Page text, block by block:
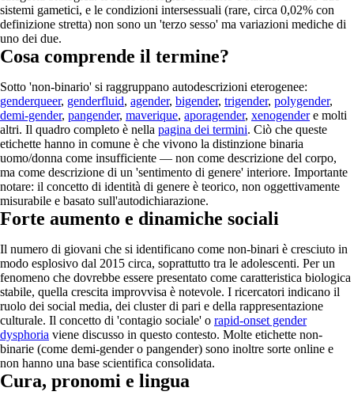
sistemi gametici, e le condizioni intersessuali (rare, circa 0,02% con
definizione stretta) non sono un 'terzo sesso' ma variazioni mediche di
uno dei due.
Cosa comprende il termine?
Sotto 'non-binario' si raggruppano autodescrizioni eterogenee:
genderqueer, genderfluid, agender, bigender, trigender, polygender,
demi-gender, pangender, maverique, aporagender, xenogendere molti
altri. Il quadro completo è nella pagina dei termini. Ciò che queste
etichette hanno in comune è che vivono la distinzione binaria
uomo/donna come insufficiente — non come descrizione del corpo,
ma come descrizione di un 'sentimento di genere' interiore. Importante
notare: il concetto di identità di genere è teorico, non oggettivamente
misurabile e basato sull'autodichiarazione.
Forte aumento e dinamiche sociali
Il numero di giovani che si identificano come non-binari è cresciuto in
modo esplosivo dal 2015 circa, soprattutto tra le adolescenti. Per un
fenomeno che dovrebbe essere presentato come caratteristica biologica
stabile, quella crescita improvvisa è notevole. I ricercatori indicano il
ruolo dei social media, dei cluster di pari e della rappresentazione
culturale. Il concetto di 'contagio sociale' o rapid-onset gender
dysphoria viene discusso in questo contesto. Molte etichette non-
binarie (come demi-gender o pangender) sono inoltre sorte online e
non hanno una base scientifica consolidata.
Cura, pronomi e lingua